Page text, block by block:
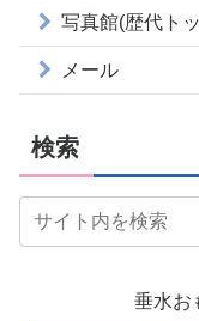
写真館(歴代ト
メール
検索
垂水お